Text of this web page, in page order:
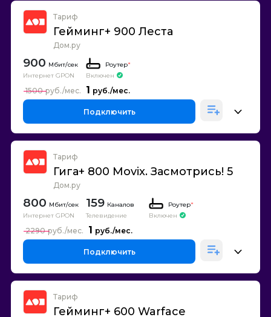
Тариф
Гейминг+ 900 Леста
Дом.ру
900
Интернет GPON
Роутер*
Включен
1
1500
Подключить
Тариф
Гига+ 800 Movix. Засмотрись! 5
Дом.ру
800
Интернет GPON
159 Каналов
Телевидение
Роутер*
Включен
1
2290
Подключить
Тариф
Гейминг+ 600 Warface